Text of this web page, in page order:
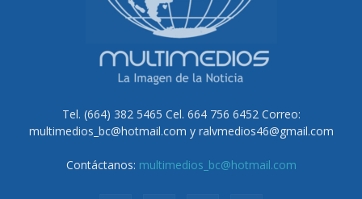
Tel. (664) 382 5465 Cel. 664 756 6452 Correo:
multimedios_bc@hotmail.com y ralvmedios46@gmail.com
Contáctanos: multimedios_bc@hotmail.com